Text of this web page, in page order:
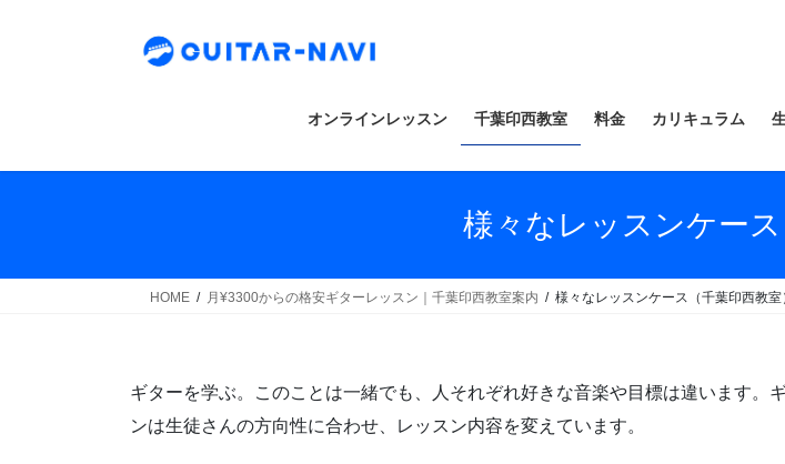
オンラインレッスン 千葉印西教室 料金 カリキュラム
様々なレッスンケース
HOME 月¥3300からの格安ギターレッスン｜千葉印西教室案内 様々なレッスンケース（千葉印西教室
ギターを学ぶ。このことは一緒でも、人それぞれ好きな音楽や目標は違います。
ンは生徒さんの方向性に合わせ、レッスン内容を変えています。